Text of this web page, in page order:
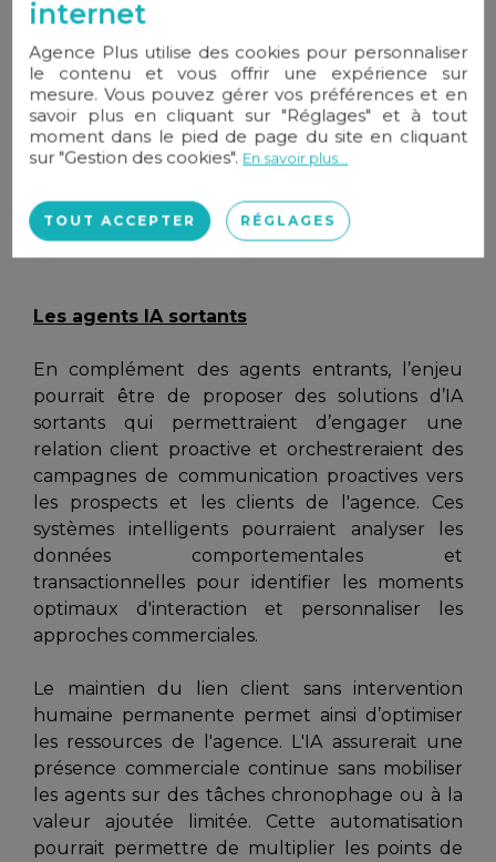
pressé ? Elle va droit au but. Ensuite - et c'est là
où ça devient intéressant - il « cuisine »
littéralement vos prospects : budget ? secteur
recherché ? urgence ? L'IA collecte tout ça
méthodiquement. Résultat : quand vous
rappelez le lendemain matin, vous n'êtes plus
ou non.
Les agents IA sortants
En complément des agents entrants, l’enjeu
pourrait être de proposer des solutions d’IA
sortants qui permettraient d’engager une
relation client proactive et orchestreraient des
campagnes de communication proactives vers
les prospects et les clients de l'agence. Ces
systèmes intelligents pourraient analyser les
données comportementales et
transactionnelles pour identifier les moments
optimaux d'interaction et personnaliser les
approches commerciales.
Le maintien du lien client sans intervention
humaine permanente permet ainsi d’optimiser
les ressources de l'agence. L'IA assurerait une
présence commerciale continue sans mobiliser
les agents sur des tâches chronophage ou à la
valeur ajoutée limitée. Cette automatisation
pourrait permettre de multiplier les points de
internet
Agence Plus utilise des cookies pour personnaliser
le contenu et vous offrir une expérience sur
mesure. Vous pouvez gérer vos préférences et en
savoir plus en cliquant sur "Réglages" et à tout
moment dans le pied de page du site en cliquant
sur "Gestion des cookies". En savoir plus...
TOUT ACCEPTER RÉGLAGES